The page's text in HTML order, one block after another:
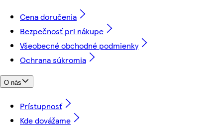
Cena doručenia
Bezpečnosť pri nákupe
Všeobecné obchodné podmienky
Ochrana súkromia
O nás
Prístupnosť
Kde dovážame